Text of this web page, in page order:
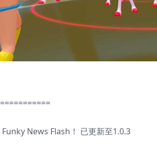
News Flash！ 已更新至1.0.3